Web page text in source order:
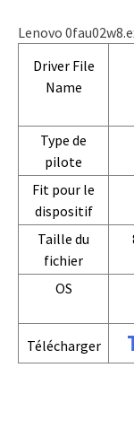
Lenovo
Driver File
Name
Type de
pilote
Fit pour le
dispositif
Taille du
fichier
OS
Télécharger